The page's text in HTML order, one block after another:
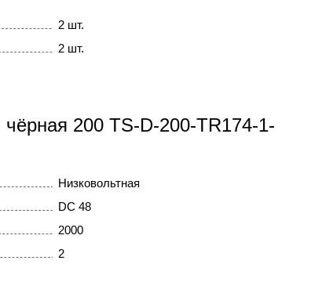
2 шт.
2 шт.
чёрная 200 TS-D-200-TR174-1-
Низковольтная
DC 48
2000
2